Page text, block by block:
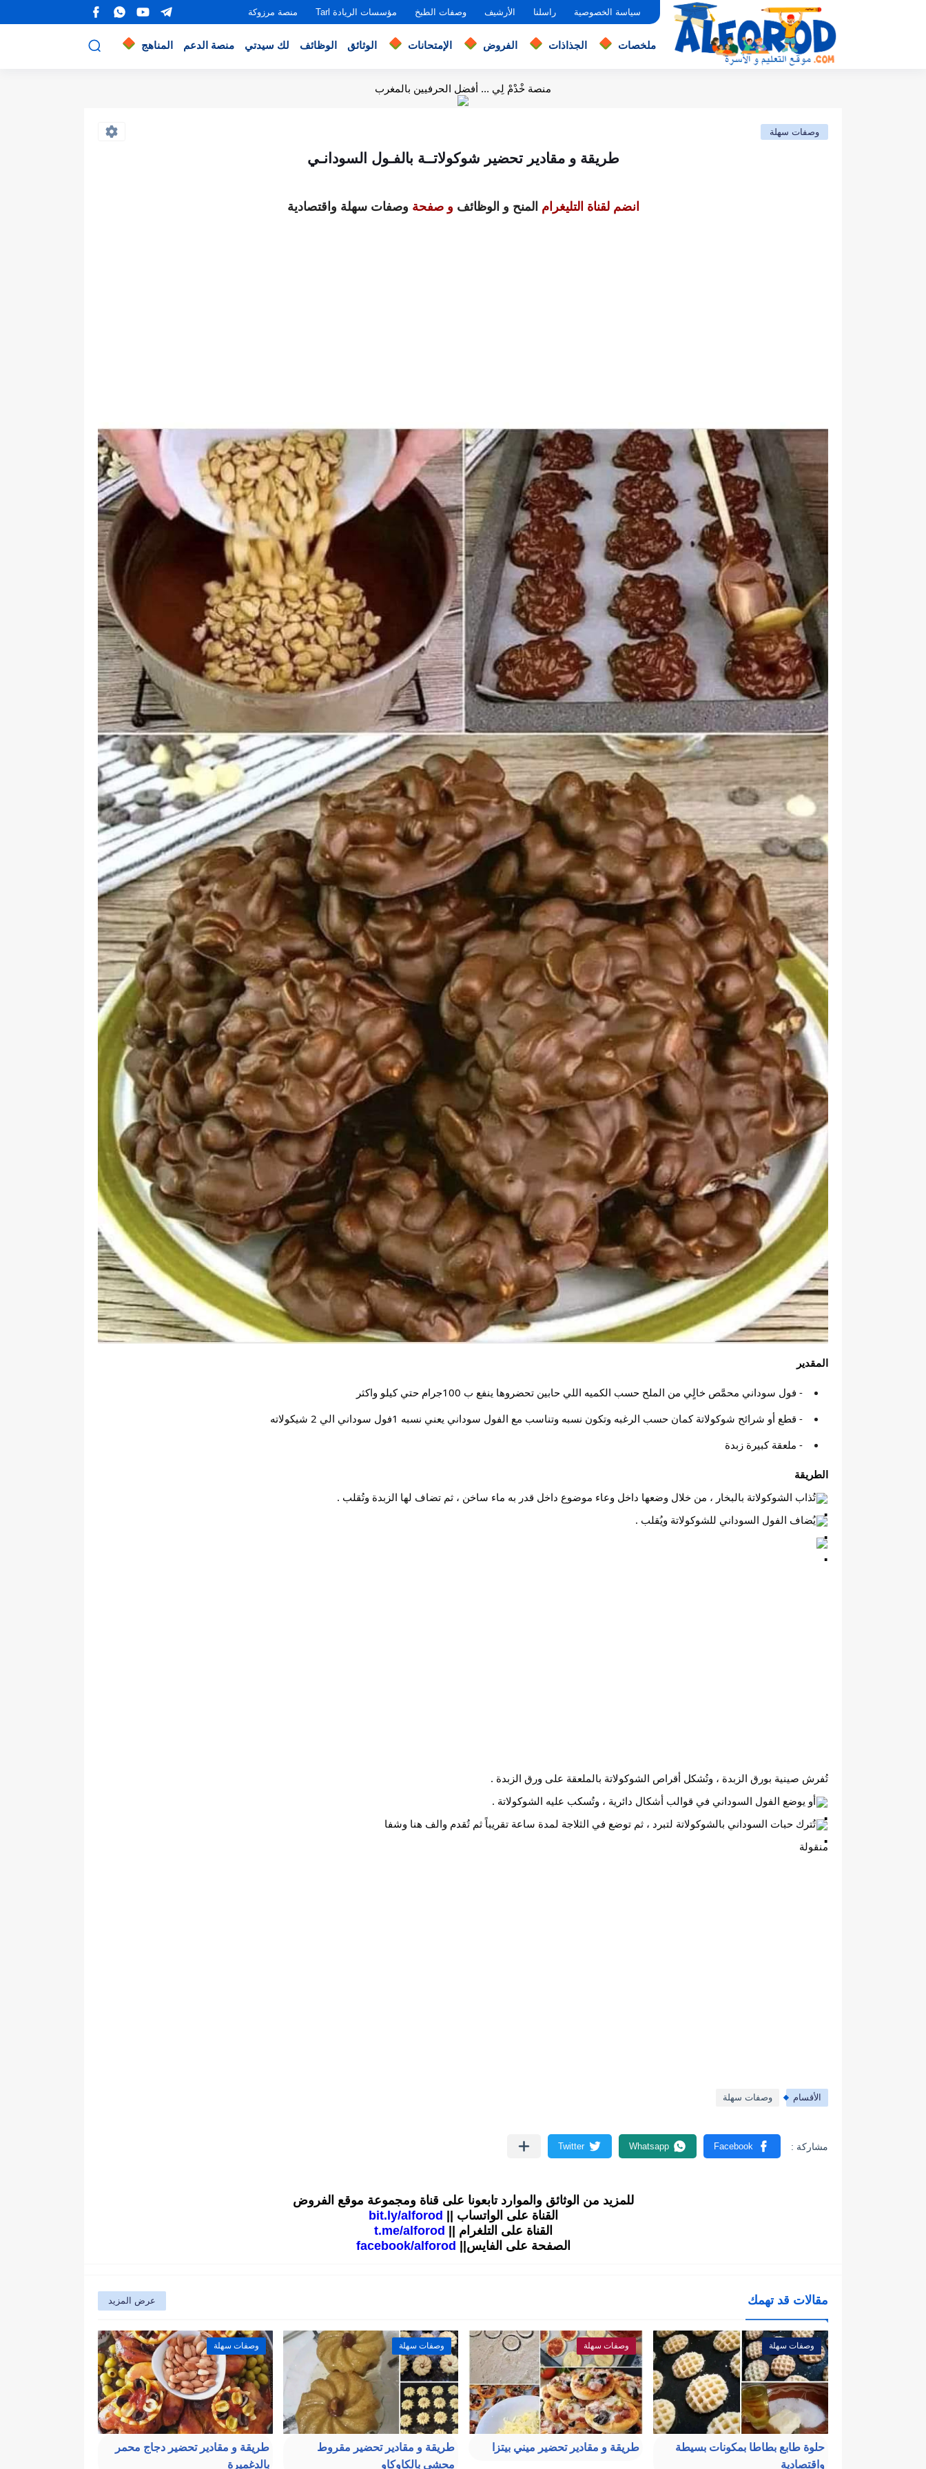
سياسة الخصوصية راسلنا الأرشيف وصفات الطبخ مؤسسات الريادة Tarl منصة مرزوكة
ملخصات الجذاذات الفروض الإمتحانات الوثائق الوظائف لك سيدتي منصة الدعم المناهج
منصة خْدْمْ لِي ... أفضل الحرفيين بالمغرب
وصفات سهلة
طريقة و مقادير تحضير شوكولاتــة بالفـول السودانـي
انضم لقناة التليغرام المنح و الوظائف و صفحة وصفات سهلة واقتصادية
المقدير
- فول سوداني محمَّص خالٍي من الملح حسب الكميه اللي حابين تحضروها ينفع ب 100جرام حتي كيلو واكثر
- قطع أو شرائح شوكولاتة كمان حسب الرغبه وتكون نسبه وتناسب مع الفول سوداني يعني نسبه 1فول سوداني الي 2 شيكولاته
- ملعقة كبيرة زبدة
الطريقة
تُذاب الشوكولاتة بالبخار ، من خلال وضعها داخل وعاء موضوع داخل قدر به ماء ساخن ، ثم تضاف لها الزبدة وتُقلب .
يُضاف الفول السوداني للشوكولاتة ويُقلب .
تُفرش صينية بورق الزبدة ، وتُشكل أقراص الشوكولاتة بالملعقة على ورق الزبدة .
أو يوضع الفول السوداني في قوالب أشكال دائرية ، وتُسكب عليه الشوكولاتة .
تُترك حبات السوداني بالشوكولاتة لتبرد ، ثم توضع في الثلاجة لمدة ساعة تقريباً ثم تُقدم والف هنا وشفا
منقولة
الأقسام وصفات سهلة
للمزيد من الوثائق والموارد تابعونا على قناة ومجموعة موقع الفروض
القناة على الواتساب ||
bit.ly/alforod
القناة على التلغرام ||
t.me/alforod
الصفحة على الفايس||
facebook/alforod
مقالات قد تهمك عرض المزيد
وصفات سهلة
حلوة طابع بطاطا بمكونات بسيطة
واقتصادية
وصفات سهلة
طريقة و مقادير تحضير ميني بيتزا
وصفات سهلة
طريقة و مقادير تحضير مقروط
محشي بالكاوكاو
وصفات سهلة
طريقة و مقادير تحضير دجاج محمر
بالدغميرة